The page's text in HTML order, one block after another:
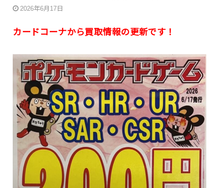
2026年6月17日
カードコーナから買取情報の更新です！